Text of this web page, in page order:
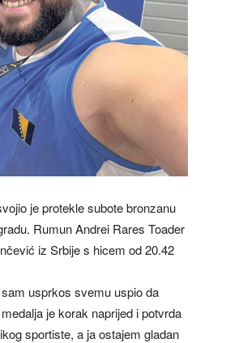
je protekle subote bronzanu
Rumun Andrei Rares Toader
iz Srbije s hicem od 20.42
usprkos svemu uspio da
je korak naprijed i potvrda
sportiste, a ja ostajem gladan